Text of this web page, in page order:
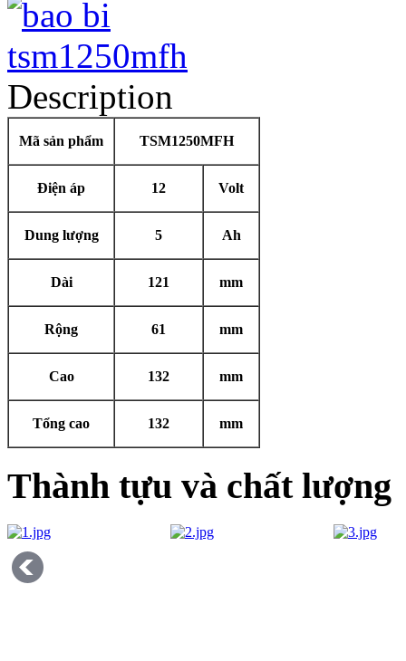
Description
Mã sản phẩm TSM1250MFH
Điện áp 12 Volt
Dung lượng 5 Ah
Dài 121 mm
Rộng 61 mm
Cao 132 mm
Tổng cao 132 mm
Thành tựu và chất lượng